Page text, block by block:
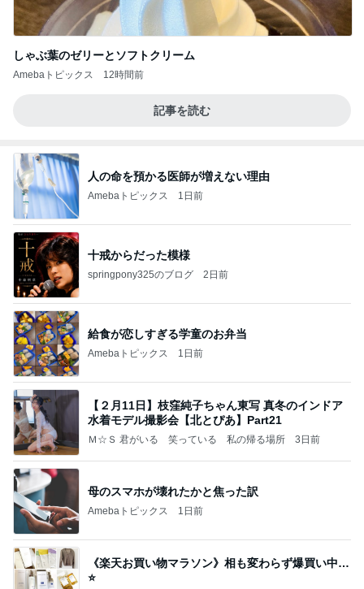
しゃぶ葉のゼリーとソフトクリーム
Amebaトピックス 12時間前
記事を読む
人の命を預かる医師が増えない理由
Amebaトピックス 1日前
十戒からだった模様
springpony325のブログ 2日前
給食が恋しすぎる学童のお弁当
Amebaトピックス 1日前
【２月11日】枝窪純子ちゃん東写 真冬のインドア
水着モデル撮影会【北とぴあ】Part21
Ｍ☆Ｓ 君がいる 笑っている 私の帰る場所 3日前
母のスマホが壊れたかと焦った訳
Amebaトピックス 1日前
《楽天お買い物マラソン》相も変わらず爆買い中…
⭐️